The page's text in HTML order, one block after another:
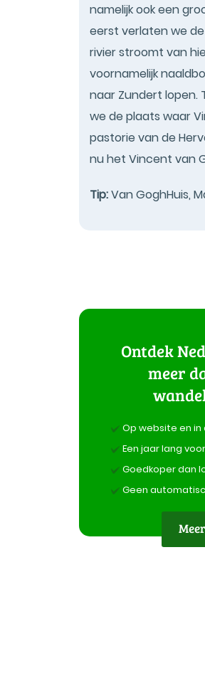
namelijk ook een
eerst verlaten we
rivier stroomt van
voornamelijk
naar Zundert lopen.
we de plaats waar
pastorie van de
nu het Vincent van
Tip:Van GoghHuis,
Ontdek
meer
Op website en
Een jaar lang
Goedkoper dan
Geen